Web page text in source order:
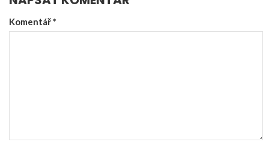
Komentář*